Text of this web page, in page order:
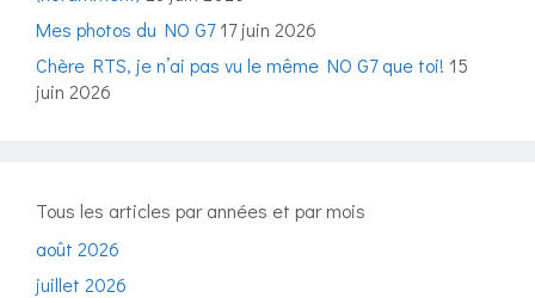
Mes photos du NO G7 17 juin 2026
Chère RTS, je n’ai pas vu le même NO G7 que toi! 15
juin 2026
Tous les articles par années et par mois
août 2026
juillet 2026